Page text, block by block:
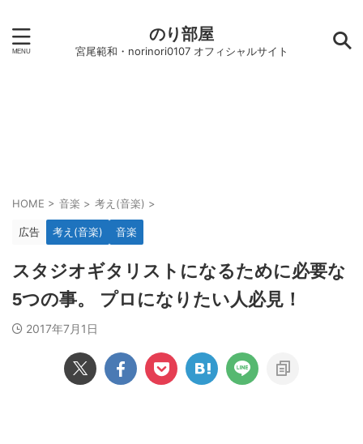
のり部屋
宮尾範和・norinori0107 オフィシャルサイト
HOME > 音楽 > 考え(音楽) >
広告 考え(音楽) 音楽
スタジオギタリストになるために必要な
5つの事。 プロになりたい人必見！
2017年7月1日